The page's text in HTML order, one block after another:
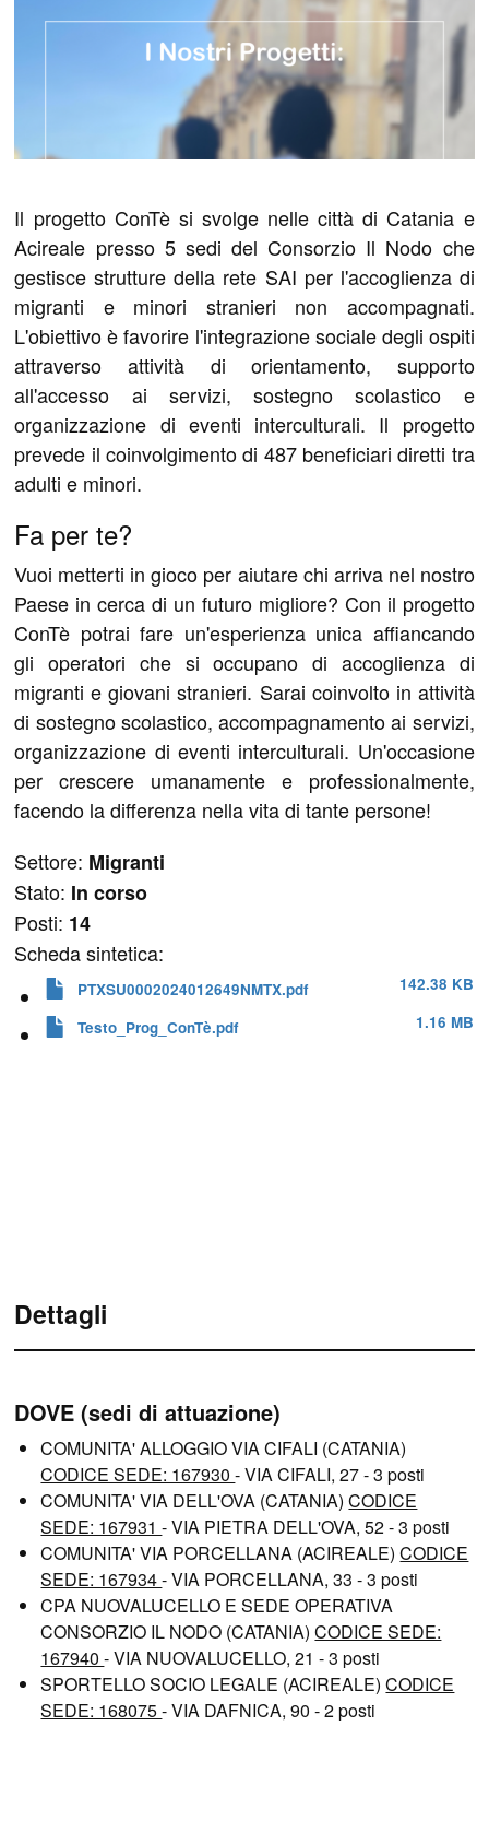
Dettagli
DOVE (sedi di attuazione)
COMUNITA' ALLOGGIO VIA CIFALI (CATANIA)
CODICE SEDE: 167930- VIA CIFALI, 27 - 3 posti
COMUNITA' VIA DELL'OVA (CATANIA)CODICE
SEDE: 167931- VIA PIETRA DELL'OVA, 52 - 3 posti
COMUNITA' VIA PORCELLANA (ACIREALE)CODICE
SEDE: 167934- VIA PORCELLANA, 33 - 3 posti
CPA NUOVALUCELLO E SEDE OPERATIVA
CONSORZIO IL NODO (CATANIA)CODICE SEDE:
167940- VIA NUOVALUCELLO, 21 - 3 posti
SPORTELLO SOCIO LEGALE (ACIREALE)CODICE
SEDE: 168075- VIA DAFNICA, 90 - 2 posti
Il progetto ConTè si svolge nelle città di Catania e
Acireale presso 5 sedi del Consorzio Il Nodo che
gestisce strutture della rete SAI per l'accoglienza di
migranti e minori stranieri non accompagnati.
L'obiettivo è favorire l'integrazione sociale degli ospiti
attraverso attività di orientamento, supporto
all'accesso ai servizi, sostegno scolastico e
organizzazione di eventi interculturali. Il progetto
prevede il coinvolgimento di 487 beneficiari diretti tra
adulti e minori.
Fa per te?
Vuoi metterti in gioco per aiutare chi arriva nel nostro
Paese in cerca di un futuro migliore? Con il progetto
ConTè potrai fare un'esperienza unica affiancando
gli operatori che si occupano di accoglienza di
migranti e giovani stranieri. Sarai coinvolto in attività
di sostegno scolastico, accompagnamento ai servizi,
organizzazione di eventi interculturali. Un'occasione
per crescere umanamente e professionalmente,
facendo la differenza nella vita di tante persone!
Settore: Migranti
Stato: In corso
Posti: 14
Scheda sintetica:
PTXSU0002024012649NMTX.pdf 142.38 KB
Testo_Prog_ConTè.pdf 1.16 MB